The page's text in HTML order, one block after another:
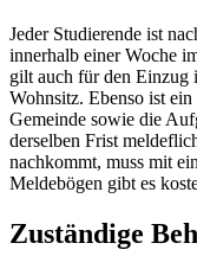
Jeder Studierende ist
innerhalb einer Woche
gilt auch für den Einzug
Wohnsitz. Ebenso ist
Gemeinde sowie die
derselben Frist
nachkommt, muss mit
Meldebögen gibt es
Zuständige